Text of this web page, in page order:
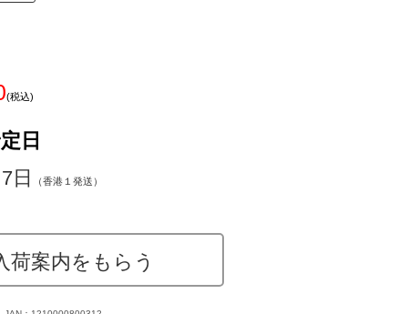
(税込)
日
日
（香港１発送）
荷案内をもらう